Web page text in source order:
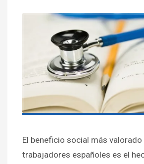
El beneficio social más
trabajadores españoles es el